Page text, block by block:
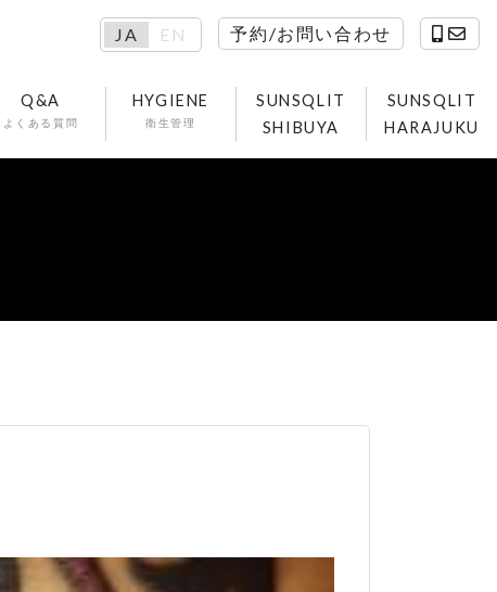
JA EN 予約/お問い合わせ
Q&A
よくある質問
HYGIENE
衛生管理
SUNSQLIT
SHIBUYA
SUNSQLIT
HARAJUKU